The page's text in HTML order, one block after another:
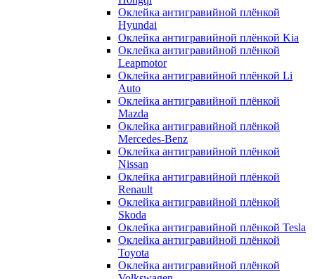
Оклейка антигравийной плёнкой
Hyundai
Оклейка антигравийной плёнкой Kia
Оклейка антигравийной плёнкой
Leapmotor
Оклейка антигравийной плёнкой Li
Auto
Оклейка антигравийной плёнкой
Mazda
Оклейка антигравийной плёнкой
Mercedes-Benz
Оклейка антигравийной плёнкой
Nissan
Оклейка антигравийной плёнкой
Renault
Оклейка антигравийной плёнкой
Skoda
Оклейка антигравийной плёнкой Tesla
Оклейка антигравийной плёнкой
Toyota
Оклейка антигравийной плёнкой